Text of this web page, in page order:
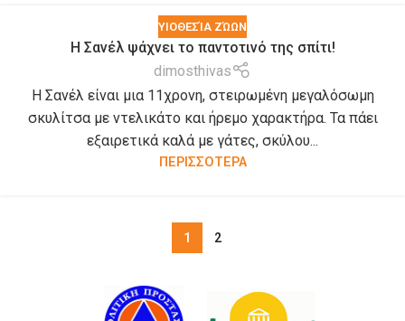
ΥΙΟΘΕΣΊΑ ΖΏΩΝ
Η Σανέλ ψάχνει το παντοτινό της σπίτι!
dimosthivas
Η Σανέλ είναι μια 11χρονη, στειρωμένη μεγαλόσωμη
σκυλίτσα με ντελικάτο και ήρεμο χαρακτήρα. Τα πάει
εξαιρετικά καλά με γάτες, σκύλου...
ΠΕΡΙΣΣΟΤΕΡΑ
1 2